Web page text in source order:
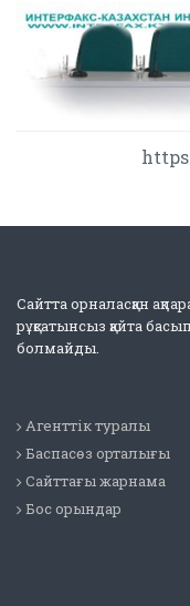
Сайтта орналасқан
рұқсатынсыз қайта
болмайды.
Агенттік туралы
Баспасөз орталығы
Сайттағы жарнама
Бос орындар